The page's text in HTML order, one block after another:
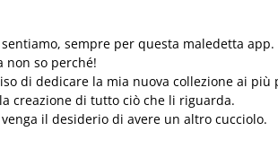
sentiamo, sempre per questa maledetta
non so perché!
di dedicare la mia nuova collezione ai più
creazione di tutto ciò che li riguarda.
il desiderio di avere un altro cucciolo.